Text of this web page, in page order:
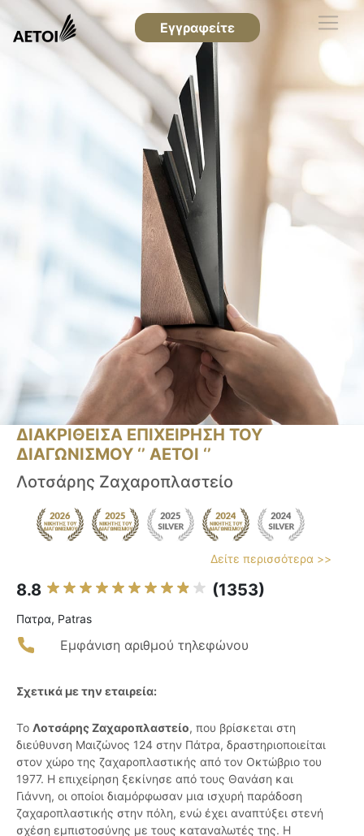
Εγγραφείτε
ΔΙΑΚΡΙΘΕΙΣΑ ΕΠΙΧΕΙΡΗΣΗ ΤΟΥ
ΔΙΑΓΩΝΙΣΜΟΥ ‘’ ΑΕΤΟΙ ‘’
Λοτσάρης Ζαχαροπλαστείο
Δείτε περισσότερα >>
8.8 (1353)
Πατρα, Patras
Εμφάνιση αριθμού τηλεφώνου
Σχετικά με την εταιρεία:
Το Λοτσάρης Ζαχαροπλαστείο, που βρίσκεται στη
διεύθυνση Μαιζώνος 124 στην Πάτρα, δραστηριοποιείται
στον χώρο της ζαχαροπλαστικής από τον Οκτώβριο του
1977. Η επιχείρηση ξεκίνησε από τους Θανάση και
Γιάννη, οι οποίοι διαμόρφωσαν μια ισχυρή παράδοση
ζαχαροπλαστικής στην πόλη, ενώ έχει αναπτύξει στενή
σχέση εμπιστοσύνης με τους καταναλωτές της. Η